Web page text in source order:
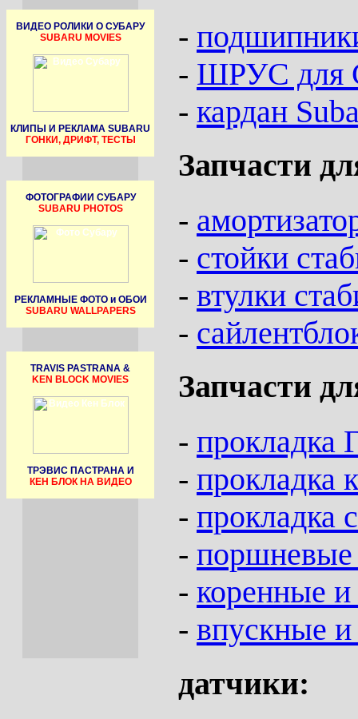
ВИДЕО РОЛИКИ О СУБАРУ
SUBARU MOVIES
КЛИПЫ И РЕКЛАМА SUBARU
ГОНКИ, ДРИФТ, ТЕСТЫ
ФОТОГРАФИИ СУБАРУ
SUBARU PHOTOS
РЕКЛАМНЫЕ ФОТО и ОБОИ
SUBARU WALLPAPERS
TRAVIS PASTRANA &
KEN BLOCK MOVIES
ТРЭВИС ПАСТРАНА И
КЕН БЛОК НА ВИДЕО
-
- ШРУС для
- кардан
Запчасти
-
- стойки
- втулки
-
Запчасти
- прокладка
- прокладка
- прокладка
- поршневые
- коренные
- впускные
датчики: